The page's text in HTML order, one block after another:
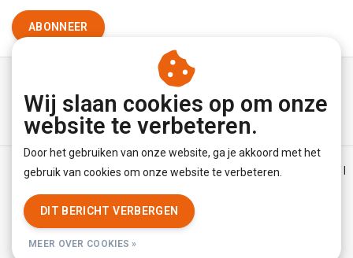
ABONNEER
Algemene voorwaarden | Disclaimer | Privacy Policy
|
© Copyright 2026 - YourUnderwearStore | Realisatie
Wij slaan cookies op om onze
website te verbeteren.
Door het gebruiken van onze website, ga je akkoord met het
gebruik van cookies om onze website te verbeteren.
DIT BERICHT VERBERGEN
MEER OVER COOKIES »